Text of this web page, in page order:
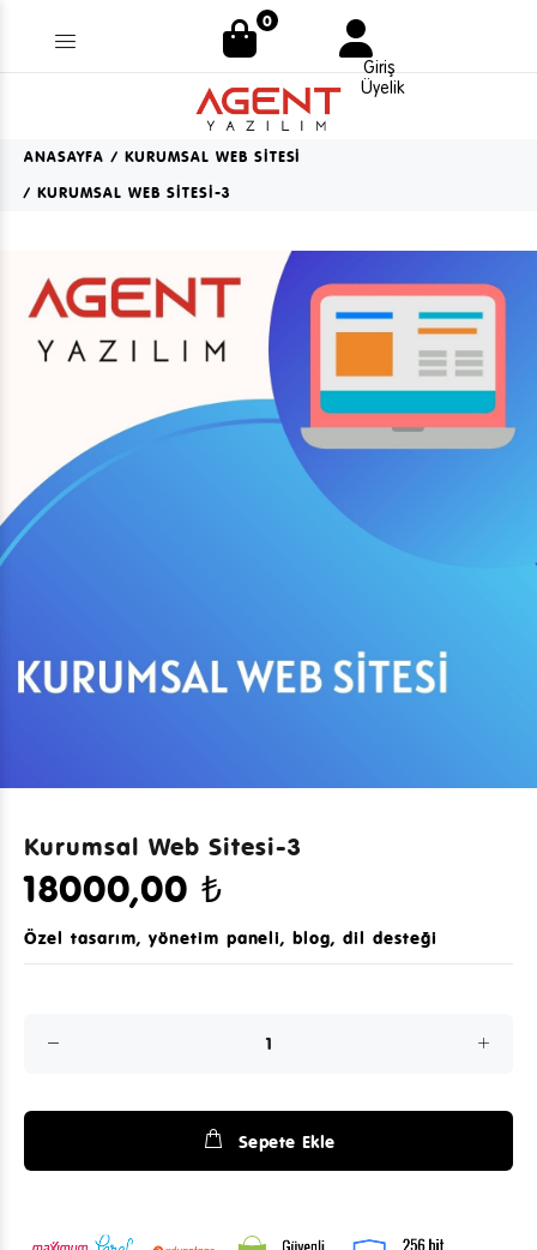
0
Giriş
Üyelik
ANASAYFA
KURUMSAL WEB SİTESİ
KURUMSAL WEB SİTESİ-3
Kurumsal Web Sitesi-3
18000,00 ₺
Özel tasarım, yönetim paneli, blog, dil desteği
Sepete Ekle